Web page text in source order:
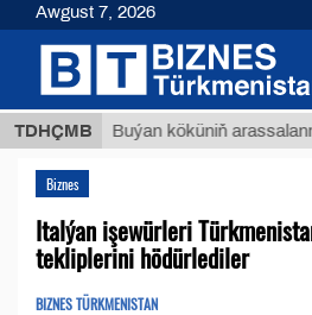
TDHÇMB
Buýan köküniň arassalanmadyk
Biznes
Italýan işewürleri
tekliplerini hödürlediler
BIZNES TÜRKMENISTAN
Awgust 7, 2026